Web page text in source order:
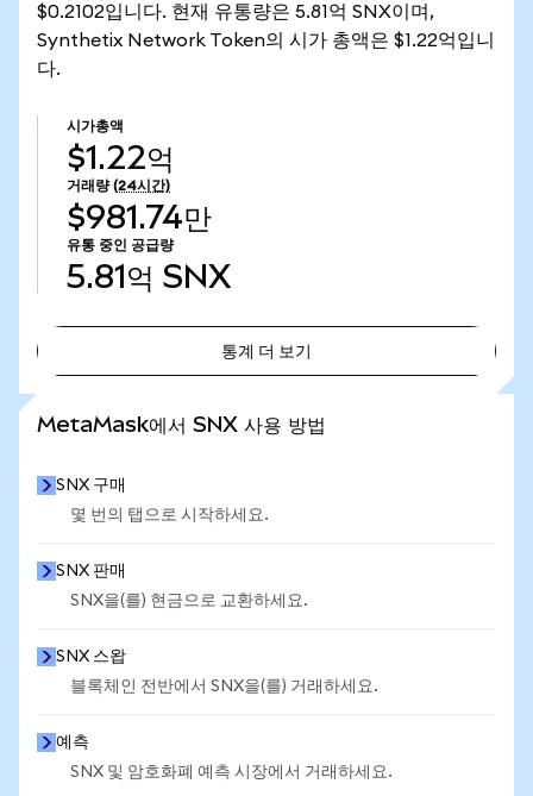
$0.2102입니다. 현재 유통량은 5.81억 SNX이며,
Synthetix Network Token의 시가 총액은 $1.22억입니
다.
시가총액
$1.22억
거래량 (24시간)
$981.74만
유통 중인 공급량
5.81억 SNX
통계 더 보기
MetaMask에서 SNX 사용 방법
SNX 구매
몇 번의 탭으로 시작하세요.
SNX 판매
SNX을(를) 현금으로 교환하세요.
SNX 스왑
블록체인 전반에서 SNX을(를) 거래하세요.
예측
SNX 및 암호화폐 예측 시장에서 거래하세요.